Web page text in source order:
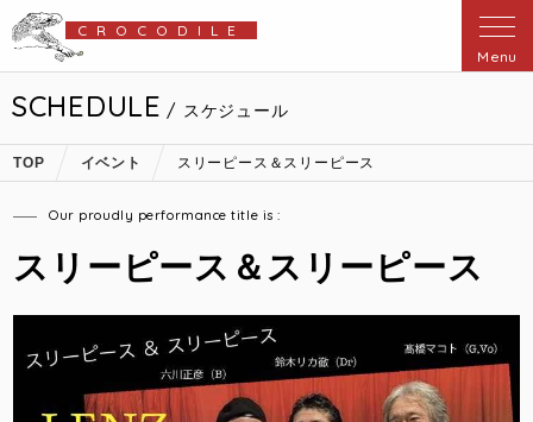
CROCODILE
Menu
SCHEDULE / スケジュール
TOP イベント スリーピース＆スリーピース
Our proudly performance title is :
スリーピース＆スリーピース